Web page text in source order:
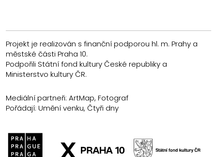
Projekt je realizován s finanční podporou hl. m. Prahy a
městské části Praha 10.
Podpořili Státní fond kultury České republiky a
Ministerstvo kultury ČR.
Mediální partneři: ArtMap, Fotograf
Pořádají: Umění venku, Čtyři dny